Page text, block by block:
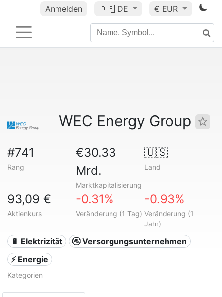
Anmelden 🇩🇪 DE € EUR
WEC Energy Group
#741
Rang
€30.33
Mrd.
Marktkapitalisierung
🇺🇸
Land
93,09 €
Aktienkurs
-0.31%
Veränderung (1 Tag)
-0.93%
Veränderung (1
Jahr)
🔋 Elektrizität
🚰 Versorgungsunternehmen
⚡ Energie
Kategorien